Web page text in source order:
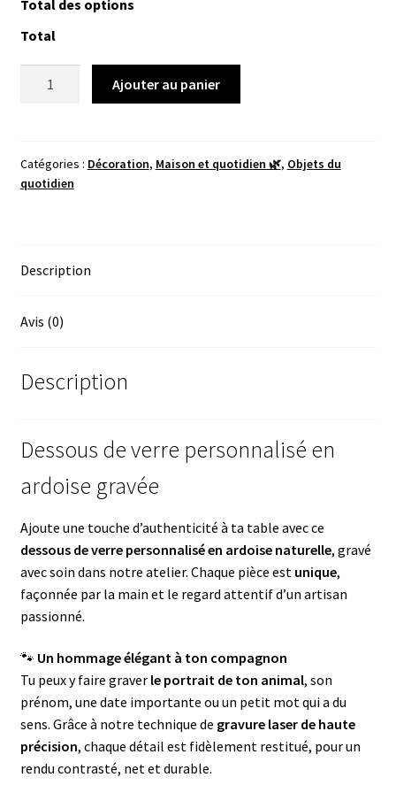
Total des options
Total
verre
-
Ajouter au panier
Catégories : Décoration, Maison et quotidien 🌿, Objets du
quotidien
Description
Avis (0)
Description
Dessous de verre personnalisé en
ardoise gravée
Ajoute une touche d’authenticité à ta table avec ce
dessous de verre personnalisé en ardoise naturelle, gravé
avec soin dans notre atelier. Chaque pièce est unique,
façonnée par la main et le regard attentif d’un artisan
passionné.
🐾 Un hommage élégant à ton compagnon
Tu peux y faire graver le portrait de ton animal, son
prénom, une date importante ou un petit mot qui a du
sens. Grâce à notre technique de gravure laser de haute
précision, chaque détail est fidèlement restitué, pour un
rendu contrasté, net et durable.